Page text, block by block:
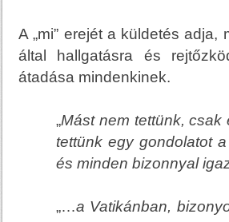
A „mi” erejét a küldetés
által hallgatásra és
átadása mindenkinek.
„Mást nem tettünk, csak
tettünk egy gondolatot
és minden bizonnyal
„…a Vatikánban,